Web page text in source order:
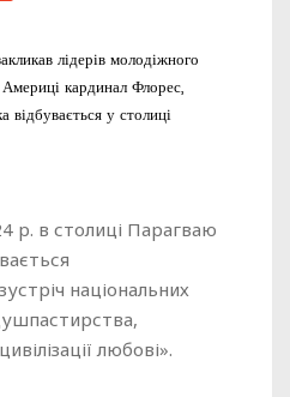
лідерів молодіжного
кардинал Флорес,
відбувається у столиці
р. в столиці Парагваю
національних
любові».